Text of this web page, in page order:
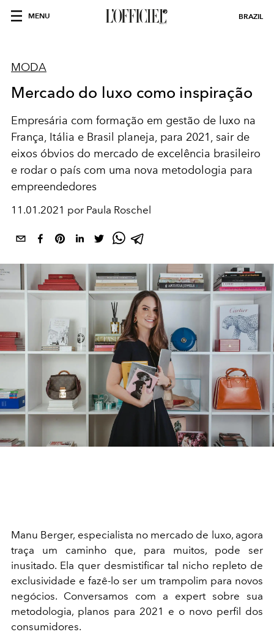
MENU BRAZIL
MODA
Mercado do luxo como inspiração
Empresária com formação em gestão de luxo na
França, Itália e Brasil planeja, para 2021, sair de
eixos óbvios do mercado de excelência brasileiro
e rodar o país com uma nova metodologia para
empreendedores
11.01.2021 por Paula Roschel
Manu Berger, especialista no mercado de luxo, agora
traça um caminho que, para muitos, pode ser
inusitado. Ela quer desmistificar tal nicho repleto de
exclusividade e fazê-lo ser um trampolim para novos
negócios. Conversamos com a expert sobre sua
metodologia, planos para 2021 e o novo perfil dos
consumidores.